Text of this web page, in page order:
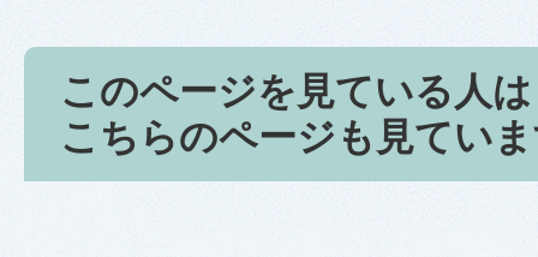
このページを見ている人は
こちらのページも見てい